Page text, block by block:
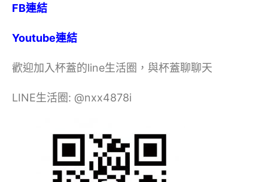
FB連結
Youtube連結
歡迎加入杯蓋的line生活圈，與杯蓋聊聊天
LINE生活圈: @nxx4878i